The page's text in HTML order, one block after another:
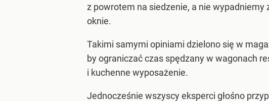
z powrotem na siedzenie, a nie wypadniemy
oknie.
Takimi samymi opiniami dzielono się w
by ograniczać czas spędzany w wagonach
i kuchenne wyposażenie.
Jednocześnie wszyscy eksperci głośno